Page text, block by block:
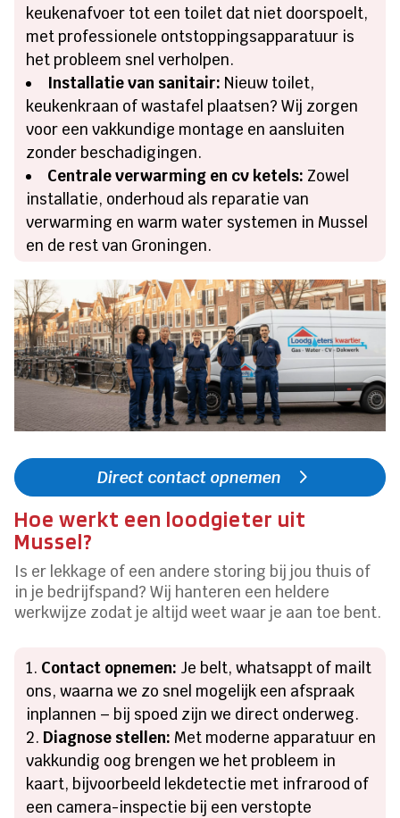
keukenafvoer tot een toilet dat niet doorspoelt,
met professionele ontstoppingsapparatuur is
het probleem snel verholpen.
Installatie van sanitair: Nieuw toilet,
keukenkraan of wastafel plaatsen? Wij zorgen
voor een vakkundige montage en aansluiten
zonder beschadigingen.
Centrale verwarming en cv ketels: Zowel
installatie, onderhoud als reparatie van
verwarming en warm water systemen in Mussel
en de rest van Groningen.
Direct contact opnemen
Hoe werkt een loodgieter uit
Mussel?
Is er lekkage of een andere storing bij jou thuis of
in je bedrijfspand? Wij hanteren een heldere
werkwijze zodat je altijd weet waar je aan toe bent.
Contact opnemen: Je belt, whatsappt of mailt
ons, waarna we zo snel mogelijk een afspraak
inplannen – bij spoed zijn we direct onderweg.
Diagnose stellen: Met moderne apparatuur en
vakkundig oog brengen we het probleem in
kaart, bijvoorbeeld lekdetectie met infrarood of
een camera-inspectie bij een verstopte